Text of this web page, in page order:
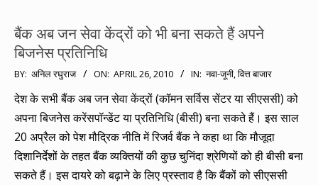
बैंक अब जन सेवा केंद्रों को भी बना सकते हैं अपने
बिजनेस प्रतिनिधि
2010-
04-
BY: अनिल रघुराज ON: APRIL 26, 2010 IN: नवा-जूनी,वित्त बाजार
देश के सभी बैंक अब जन सेवा केंद्रों (कॉमन सर्विस सेंटर या सीएससी) को
अपना बिजनेस करेंसपॉन्डेंट या प्रतिनिधि (बीसी) बना सकते हैं। इस साल
20 अप्रैल को पेश मौद्रिक नीति में रिजर्व बैंक ने कहा था कि मौजूदा
दिशानिर्देशों के तहत बैंक व्यक्तियों की कुछ चुनिंदा श्रेणियों को ही बीसी बना
सकते हैं। इस दायरे को बढ़ाने के लिए प्रस्ताव है कि बैंकों को सीएससी